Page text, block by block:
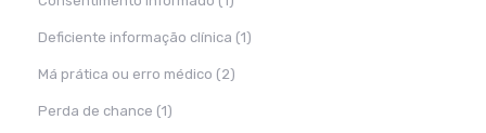
Deficiente informação clínica (1)
Má prática ou erro médico (2)
Perda de chance (1)